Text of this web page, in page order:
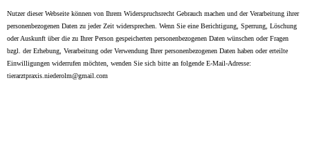
Nutzer dieser Webseite können von Ihrem Widerspruchsrecht Gebrauch machen und der Verarbeitung ihrer
personenbezogenen Daten zu jeder Zeit widersprechen. Wenn Sie eine Berichtigung, Sperrung, Löschung
oder Auskunft über die zu Ihrer Person gespeicherten personenbezogenen Daten wünschen oder Fragen
bzgl. der Erhebung, Verarbeitung oder Verwendung Ihrer personenbezogenen Daten haben oder erteilte
Einwilligungen widerrufen möchten, wenden Sie sich bitte an folgende E-Mail-Adresse:
tierarztpraxis.niederolm@gmail.com